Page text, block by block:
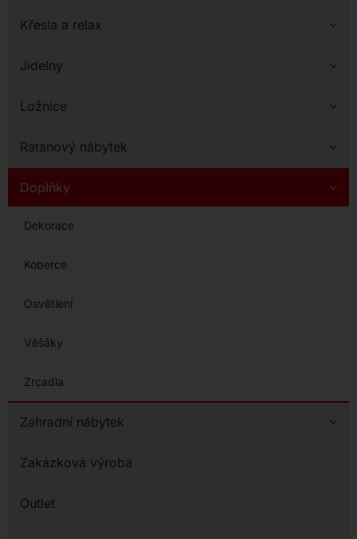
Křesla a relax
Jídelny
Ložnice
Ratanový nábytek
Doplňky
Dekorace
Koberce
Osvětlení
Věšáky
Zrcadla
Zahradní nábytek
Zakázková výroba
Outlet